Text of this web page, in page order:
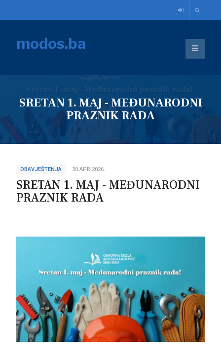
modos.ba
SRETAN 1. MAJ - MEĐUNARODNI
PRAZNIK RADA
OBAVJEŠTENJA 30.APR.2026.
SRETAN 1. MAJ - MEĐUNARODNI
PRAZNIK RADA